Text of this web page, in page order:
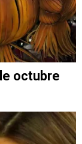
octubre